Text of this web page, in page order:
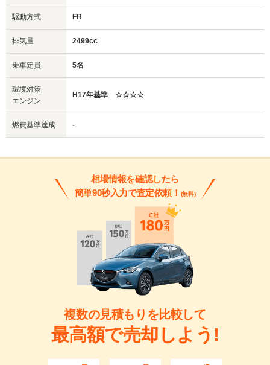
駆動方式 FR
排気量 2499cc
乗車定員 5名
環境対策
エンジン
H17年基準 ☆☆☆☆
燃費基準達成 -
相場情報を確認したら
簡単90秒入力で査定依頼！ (無料)
複数の見積もりを比較して
最高額で売却しよう!